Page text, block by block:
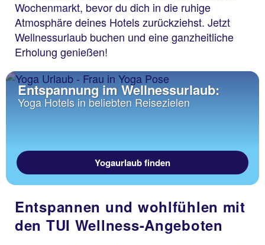
Wochenmarkt, bevor du dich in die ruhige
Atmosphäre deines Hotels zurückziehst. Jetzt
Wellnessurlaub buchen und eine ganzheitliche
Erholung genießen!
Entspannung im Wellnessurlaub:
Yoga Hotels in beliebten Reisezielen
Yogaurlaub finden
Entspannen und wohlfühlen mit
den TUI Wellness-Angeboten